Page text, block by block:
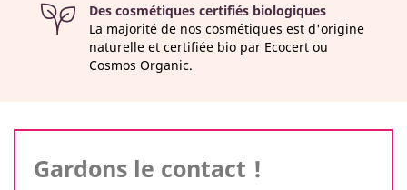
Des cosmétiques certifiés biologiques
La majorité de nos cosmétiques est d'origine
naturelle et certifiée bio par Ecocert ou
Cosmos Organic.
Gardons le contact !